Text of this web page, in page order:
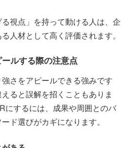
視点」を持って動ける人は、企
人材として高く評価されます。
ルする際の注意点
さをアピールできる強みです
ると誤解を招くこともありま
にするには、成果や周囲とのバ
ド選びがカギになります。